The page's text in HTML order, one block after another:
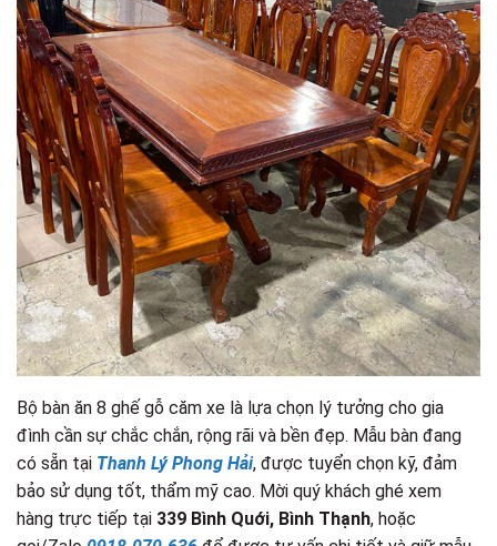
Bộ bàn ăn 8 ghế gỗ căm xe là lựa chọn lý tưởng cho gia
đình cần sự chắc chắn, rộng rãi và bền đẹp. Mẫu bàn đang
có sẵn tại Thanh Lý Phong Hải, được tuyển chọn kỹ, đảm
bảo sử dụng tốt, thẩm mỹ cao. Mời quý khách ghé xem
hàng trực tiếp tại 339 Bình Quới, Bình Thạnh, hoặc